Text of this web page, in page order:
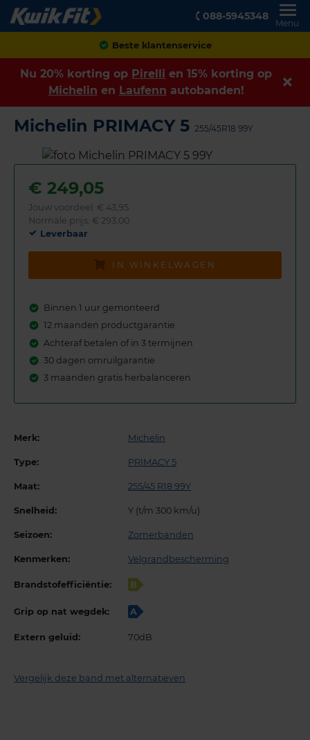
088-5945348
Menu
Achteraf betalen
Nu 20% korting op Pirelli en 15% korting op
Michelin en Laufenn autobanden!
Michelin PRIMACY 5 255/45R18 99Y
€ 249,05
Jouw voordeel: € 43,95
Normale prijs: € 293,00
Leverbaar
IN WINKELWAGEN
Binnen 1 uur gemonteerd
12 maanden productgarantie
Achteraf betalen of in 3 termijnen
30 dagen omruilgarantie
3 maanden gratis herbalanceren
Merk: Michelin
Type: PRIMACY 5
Maat: 255/45 R18 99Y
Snelheid: Y (t/m 300 km/u)
Seizoen: Zomerbanden
Kenmerken: Velgrandbescherming
Brandstofefficiëntie: B
Grip op nat wegdek: A
Extern geluid: 70dB
Vergelijk deze band met alternatieven